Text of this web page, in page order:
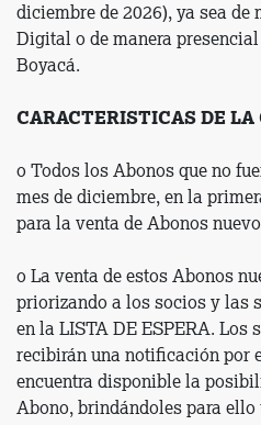
diciembre de 2026), ya sea de
Digital o de manera
Boyacá.
CARACTERISTICAS DE LA
o Todos los Abonos que no
mes de diciembre, en la
para la venta de Abonos
o La venta de estos Abonos
priorizando a los socios y las
en la LISTA DE ESPERA. Los
recibirán una notificación por
encuentra disponible la
Abono, brindándoles para ello